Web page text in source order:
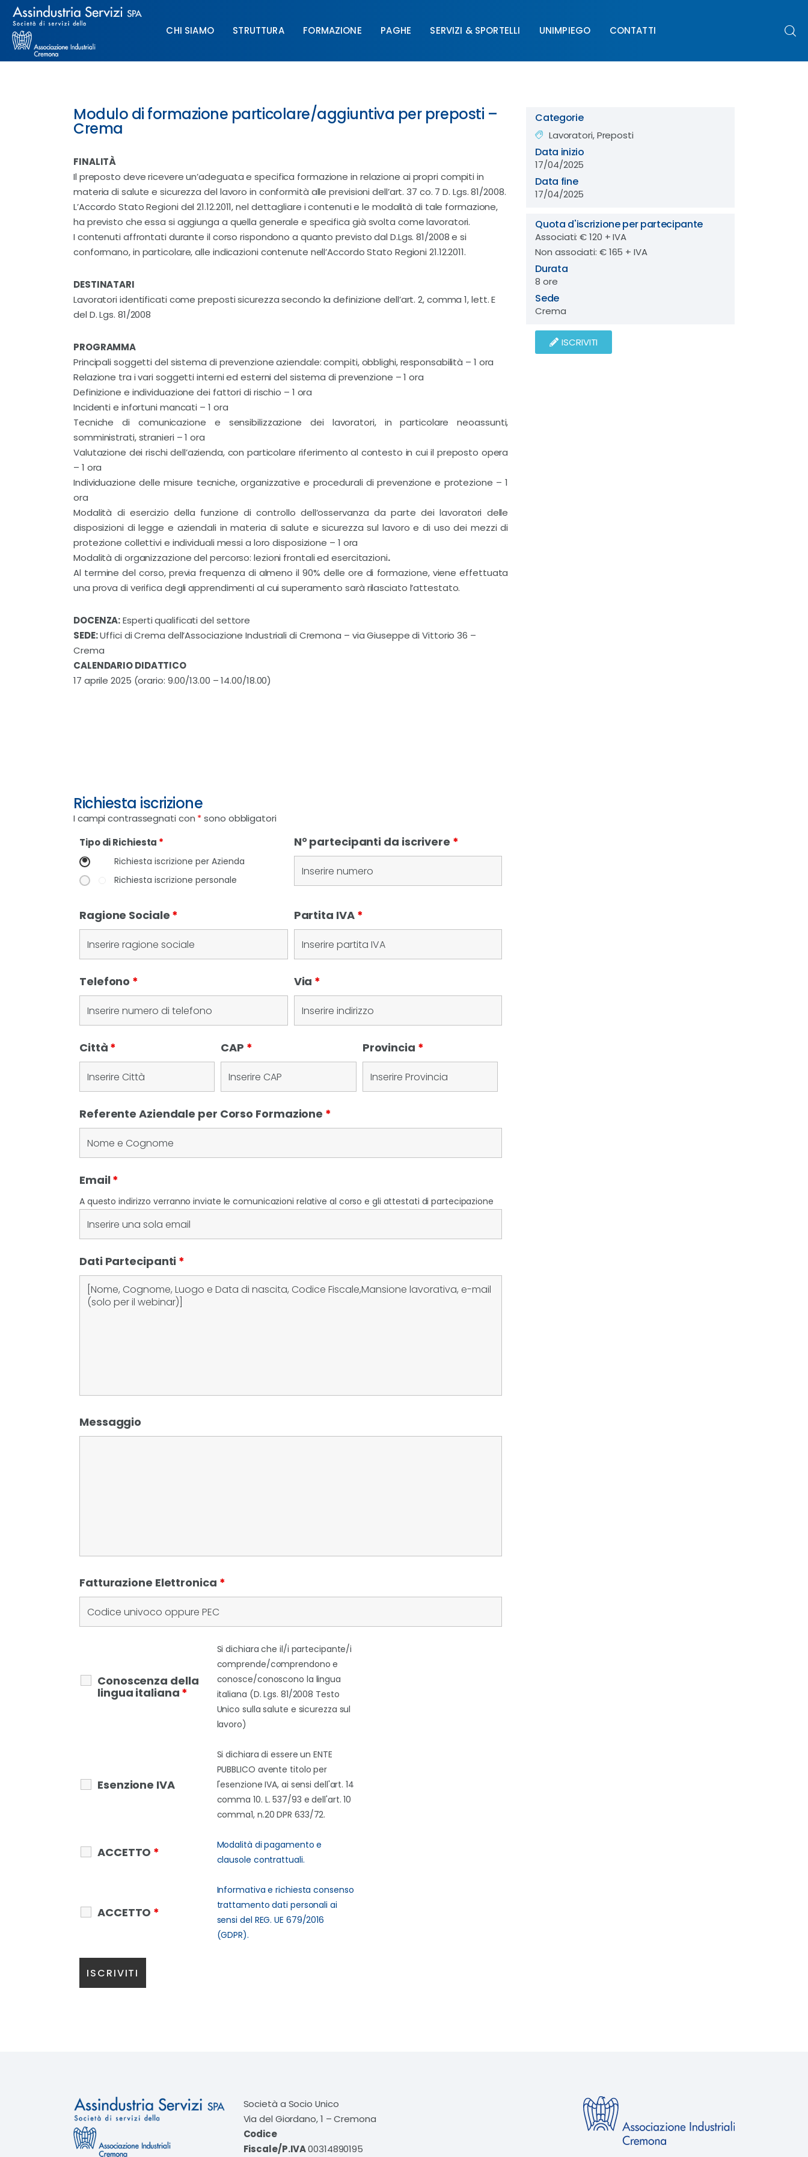
CHI SIAMO STRUTTURA FORMAZIONE PAGHE SERVIZI & SPORTELLI UNIMPIEGO CONTATTI
Chi siamo
Struttura
Servizi & Sportelli
Modulo di formazione particolare/aggiuntiva per preposti –
Crema
FINALITÀ
Il preposto deve ricevere un’adeguata e specifica formazione in relazione ai propri compiti in
materia di salute e sicurezza del lavoro in conformità alle previsioni dell’art. 37 co. 7 D. Lgs. 81/2008.
L’Accordo Stato Regioni del 21.12.2011, nel dettagliare i contenuti e le modalità di tale formazione,
ha previsto che essa si aggiunga a quella generale e specifica già svolta come lavoratori.
I contenuti affrontati durante il corso rispondono a quanto previsto dal D.Lgs. 81/2008 e si
conformano, in particolare, alle indicazioni contenute nell’Accordo Stato Regioni 21.12.2011.
DESTINATARI
Lavoratori identificati come preposti sicurezza secondo la definizione dell’art. 2, comma 1, lett. E
del D. Lgs. 81/2008
PROGRAMMA
Principali soggetti del sistema di prevenzione aziendale: compiti, obblighi, responsabilità – 1 ora
Relazione tra i vari soggetti interni ed esterni del sistema di prevenzione – 1 ora
Definizione e individuazione dei fattori di rischio – 1 ora
Incidenti e infortuni mancati – 1 ora
Tecniche di comunicazione e sensibilizzazione dei lavoratori, in particolare neoassunti,
somministrati, stranieri – 1 ora
Valutazione dei rischi dell’azienda, con particolare riferimento al contesto in cui il preposto opera
– 1 ora
Individuazione delle misure tecniche, organizzative e procedurali di prevenzione e protezione – 1
ora
Modalità di esercizio della funzione di controllo dell’osservanza da parte dei lavoratori delle
disposizioni di legge e aziendali in materia di salute e sicurezza sul lavoro e di uso dei mezzi di
protezione collettivi e individuali messi a loro disposizione – 1 ora
Modalità di organizzazione del percorso: lezioni frontali ed esercitazioni.
Al termine del corso, previa frequenza di almeno il 90% delle ore di formazione, viene effettuata
una prova di verifica degli apprendimenti al cui superamento sarà rilasciato l’attestato.
DOCENZA:Esperti qualificati del settore
SEDE:Uffici di Crema dell’Associazione Industriali di Cremona – via Giuseppe di Vittorio 36 –
Crema
CALENDARIO DIDATTICO
17 aprile 2025 (orario: 9.00/13.00 – 14.00/18.00)
Richiesta iscrizione
I campi contrassegnati con *sono obbligatori
Tipo di Richiesta *
Richiesta iscrizione per Azienda
Richiesta iscrizione personale
N° partecipanti da iscrivere *
Ragione Sociale * Partita IVA *
Telefono * Via *
Città * CAP * Provincia *
Referente Aziendale per Corso Formazione *
Email *
A questo indirizzo verranno inviate le comunicazioni relative al corso e gli attestati di partecipazione
Dati Partecipanti *
Messaggio
Fatturazione Elettronica *
Conoscenza della
lingua italiana *
Si dichiara che il/i partecipante/i
comprende/comprendono e
conosce/conoscono la lingua
italiana (D. Lgs. 81/2008 Testo
Unico sulla salute e sicurezza sul
lavoro)
Esenzione IVA
Si dichiara di essere un ENTE
PUBBLICO avente titolo per
l'esenzione IVA, ai sensi dell'art. 14
comma 10. L. 537/93 e dell'art. 10
comma1, n.20 DPR 633/72.
ACCETTO *
Modalità di pagamento e
clausole contrattuali.
ACCETTO *
Informativa e richiesta consenso
trattamento dati personali ai
sensi del REG. UE 679/2016
(GDPR).
Categorie
Lavoratori, Preposti
Data inizio
17/04/2025
Data fine
17/04/2025
Quota d'iscrizione per partecipante
Associati: € 120 + IVA
Non associati: € 165 + IVA
Durata
8 ore
Sede
Crema
ISCRIVITI
Società a Socio Unico
Via del Giordano, 1 – Cremona
Codice
Fiscale/P.IVA00314890195